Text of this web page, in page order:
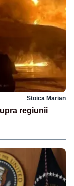
Stoica Marian
regiunii